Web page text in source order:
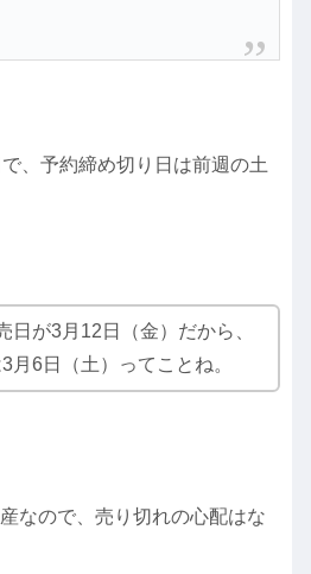
、予約締め切り日は前週の土
日が3月12日（金）だから、
月6日（土）ってことね。
なので、売り切れの心配はな